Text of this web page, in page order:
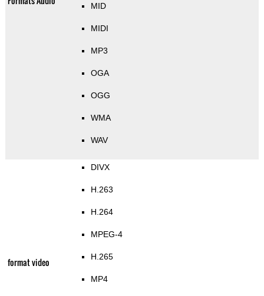
MID
MIDI
MP3
OGA
OGG
WMA
WAV
format video
DIVX
H.263
H.264
MPEG-4
H.265
MP4